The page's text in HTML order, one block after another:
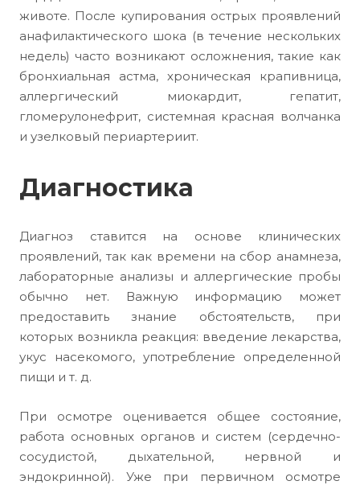
животе. После купирования острых проявлений
анафилактического шока (в течение нескольких
недель) часто возникают осложнения, такие как
бронхиальная астма, хроническая крапивница,
аллергический миокардит, гепатит,
гломерулонефрит, системная красная волчанка
и узелковый периартериит.
Диагностика
Диагноз ставится на основе клинических
проявлений, так как времени на сбор анамнеза,
лабораторные анализы и аллергические пробы
обычно нет. Важную информацию может
предоставить знание обстоятельств, при
которых возникла реакция: введение лекарства,
укус насекомого, употребление определенной
пищи и т. д.
При осмотре оценивается общее состояние,
работа основных органов и систем (сердечно-
сосудистой, дыхательной, нервной и
эндокринной). Уже при первичном осмотре